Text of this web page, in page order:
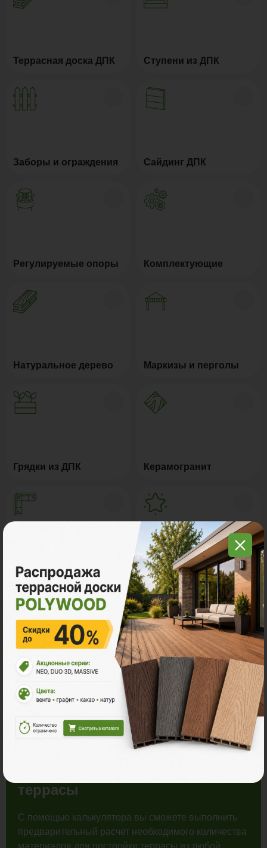
Террасная доска ДПК Ступени из ДПК
Заборы и ограждения Сайдинг ДПК
Регулируемые опоры Комплектующие
Натуральное дерево Маркизы и перголы
Грядки из ДПК Керамогранит
Мебель для террас Новинки
Распродажа
террасы
С помощью калькулятора вы сможете выполнить
предварительный расчет необходимого количества
материалов для постройки террасы из любой